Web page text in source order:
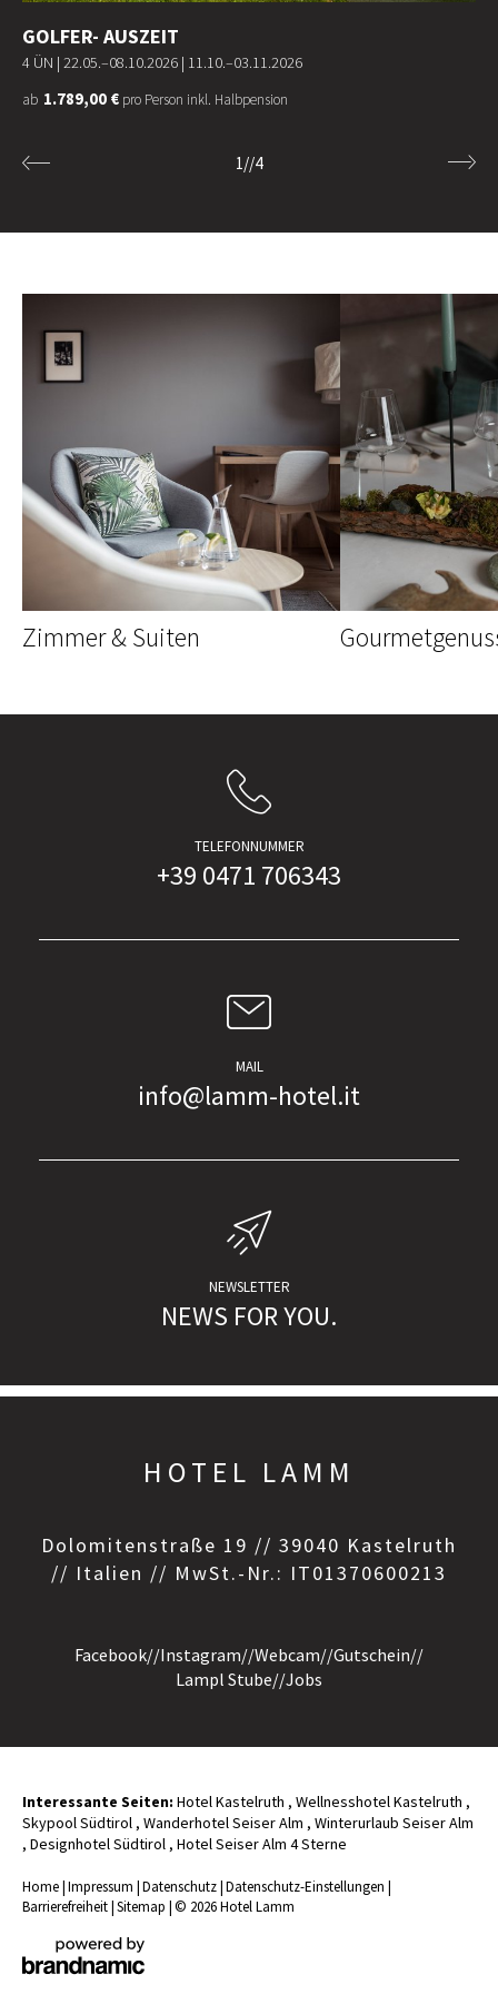
GOLFER- AUSZEIT
4 ÜN | 22.05.–08.10.2026 | 11.10.–03.11.2026
ab 1.789,00 € pro Person inkl. Halbpension
1//4
Zimmer & Suiten
TELEFONNUMMER
+39 0471 706343
MAIL
info@lamm-hotel.it
NEWSLETTER
NEWS FOR YOU.
HOTEL LAMM
Dolomitenstraße 19 // 39040 Kastelruth
// Italien // MwSt.-Nr.: IT01370600213
Facebook//Instagram//Webcam//Gutschein//
Lampl Stube//Jobs
Interessante Seiten: Hotel Kastelruth , Wellnesshotel Kastelruth ,
Skypool Südtirol , Wanderhotel Seiser Alm , Winterurlaub Seiser Alm
, Designhotel Südtirol , Hotel Seiser Alm 4 Sterne
Home|Impressum |Datenschutz|Datenschutz-Einstellungen |
Barrierefreiheit|Sitemap |© 2026 Hotel Lamm